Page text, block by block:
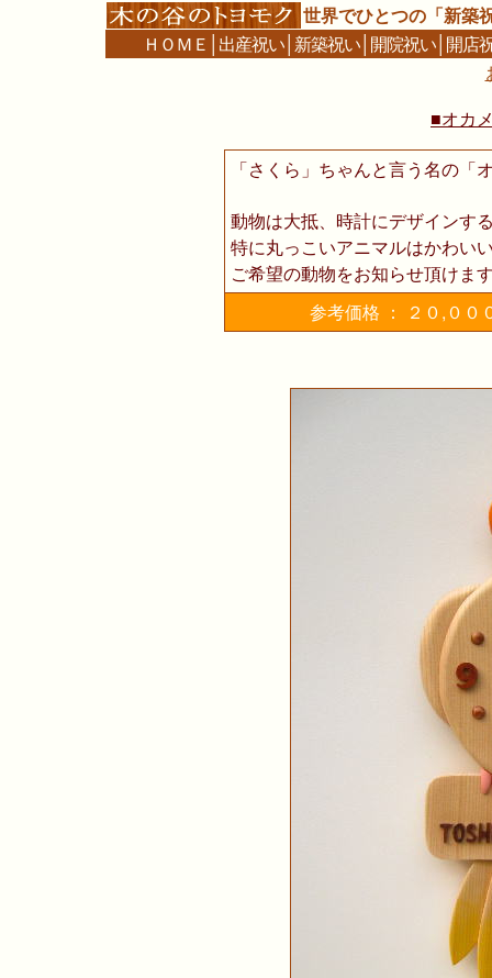
世界でひとつの「新築
ＨＯＭＥ 出産祝い 新築祝い 開院祝い 開店
■オカ
「さくら」ちゃんと言う名の
動物は大抵、時計にデザインす
特に丸っこいアニマルはかわい
ご希望の動物をお知らせ頂けま
参考価格 ： ２０,０